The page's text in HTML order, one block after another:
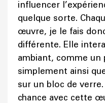
influencer
quelque sorte.
œuvre, je le fais
différente. Elle
ambiant, comme un
simplement ainsi
sur un bloc de verre.
chance avec cette